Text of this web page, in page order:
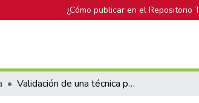
¿Cómo publicar en el Repositorio
Validación de una técnica para la determinación de toxinas paralizantes en moluscos bivalvos de Costa Rica mediante cromatografía líquida acoplada a reactor post columna con detector de fluorescencia Validation of a post – column reactor liquid chromatogr